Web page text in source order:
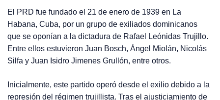
El PRD fue fundado el 21 de enero de 1939 en La
Habana, Cuba, por un grupo de exiliados dominicanos
que se oponían a la dictadura de Rafael Leónidas Trujillo.
Entre ellos estuvieron Juan Bosch, Ángel Miolán, Nicolás
Silfa y Juan Isidro Jimenes Grullón, entre otros.
Inicialmente, este partido operó desde el exilio debido a la
represión del régimen trujillista. Tras el ajusticiamiento de